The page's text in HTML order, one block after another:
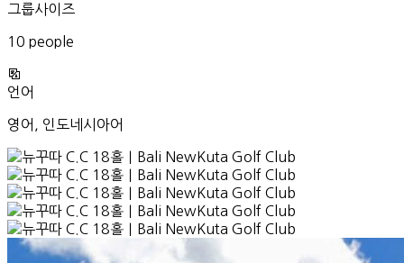
그룹사이즈
10 people
언어
영어, 인도네시아어